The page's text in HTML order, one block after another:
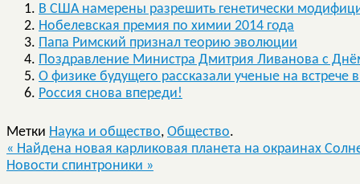
В США намерены разрешить генетически
Нобелевская премия по химии 2014 года
Папа Римский признал теорию эволюции
Поздравление Министра Дмитрия Ливанова с
О физике будущего рассказали ученые на встрече
Россия снова впереди!
Метки Наука и общество, Общество.
« Найдена новая карликовая планета на окраинах
Новости спинтроники »